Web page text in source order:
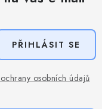
osobních údajů
PŘIHLÁSIT SE